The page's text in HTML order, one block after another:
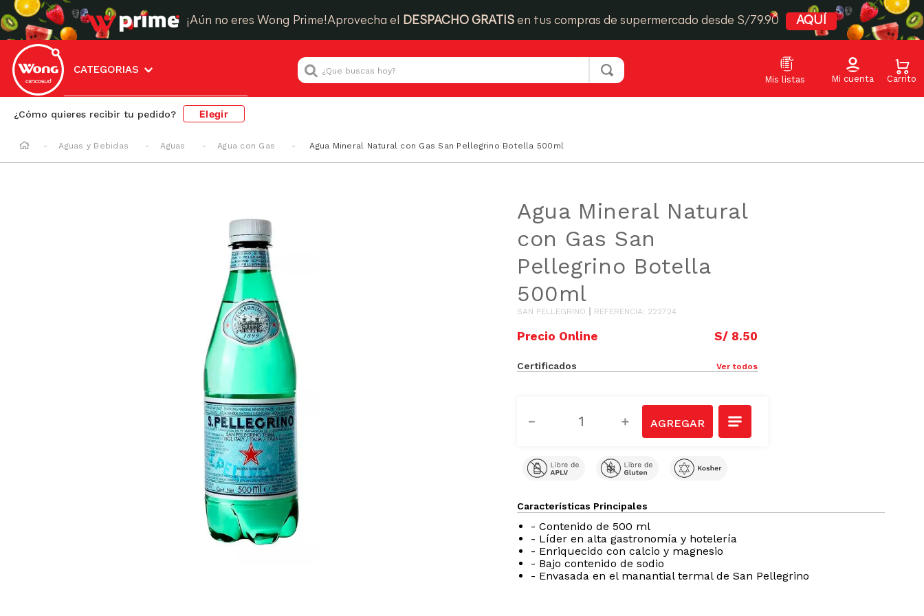
¡Aún no eres Wong Prime!Aprovecha el DESPACHO GRATIS en tus compras de supermercado desde S/79.90 AQUÍ
CATEGORIAS
¿Que buscas hoy?
¿Cómo quieres recibir tu pedido? Elegir
Aguas y Bebidas Aguas Agua con Gas Agua Mineral Natural con Gas San Pellegrino Botella 500ml
Agua Mineral Natural
con Gas San
Pellegrino Botella
500ml
SAN PELLEGRINO REFERENCIA: 222724
S/ 8.50
Certificados Ver todos
＋
－
Características Principales
- Contenido de 500 ml
- Líder en alta gastronomía y hotelería
- Enriquecido con calcio y magnesio
- Bajo contenido de sodio
- Envasada en el manantial termal de San Pellegrino